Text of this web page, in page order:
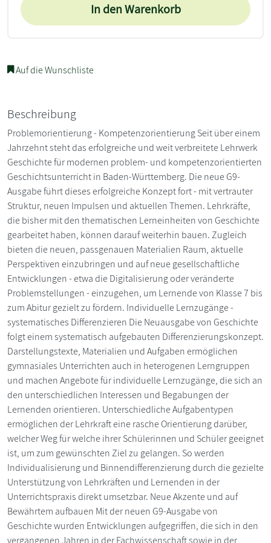
In den Warenkorb
Auf die Wunschliste
Beschreibung
Problemorientierung - Kompetenzorientierung Seit über einem
Jahrzehnt steht das erfolgreiche und weit verbreitete Lehrwerk
Geschichte für modernen problem- und kompetenzorientierten
Geschichtsunterricht in Baden-Württemberg. Die neue G9-
Ausgabe führt dieses erfolgreiche Konzept fort - mit vertrauter
Struktur, neuen Impulsen und aktuellen Themen. Lehrkräfte,
die bisher mit den thematischen Lerneinheiten von Geschichte
gearbeitet haben, können darauf weiterhin bauen. Zugleich
bieten die neuen, passgenauen Materialien Raum, aktuelle
Perspektiven einzubringen und auf neue gesellschaftliche
Entwicklungen - etwa die Digitalisierung oder veränderte
Problemstellungen - einzugehen, um Lernende von Klasse 7 bis
zum Abitur gezielt zu fördern. Individuelle Lernzugänge -
systematisches Differenzieren Die Neuausgabe von Geschichte
folgt einem systematisch aufgebauten Differenzierungskonzept.
Darstellungstexte, Materialien und Aufgaben ermöglichen
gymnasiales Unterrichten auch in heterogenen Lerngruppen
und machen Angebote für individuelle Lernzugänge, die sich an
den unterschiedlichen Interessen und Begabungen der
Lernenden orientieren. Unterschiedliche Aufgabentypen
ermöglichen der Lehrkraft eine rasche Orientierung darüber,
welcher Weg für welche ihrer Schülerinnen und Schüler geeignet
ist, um zum gewünschten Ziel zu gelangen. So werden
Individualisierung und Binnendifferenzierung durch die gezielte
Unterstützung von Lehrkräften und Lernenden in der
Unterrichtspraxis direkt umsetzbar. Neue Akzente und auf
Bewährtem aufbauen Mit der neuen G9-Ausgabe von
Geschichte wurden Entwicklungen aufgegriffen, die sich in den
vergangenen Jahren in der Fachwissenschaft sowie in der